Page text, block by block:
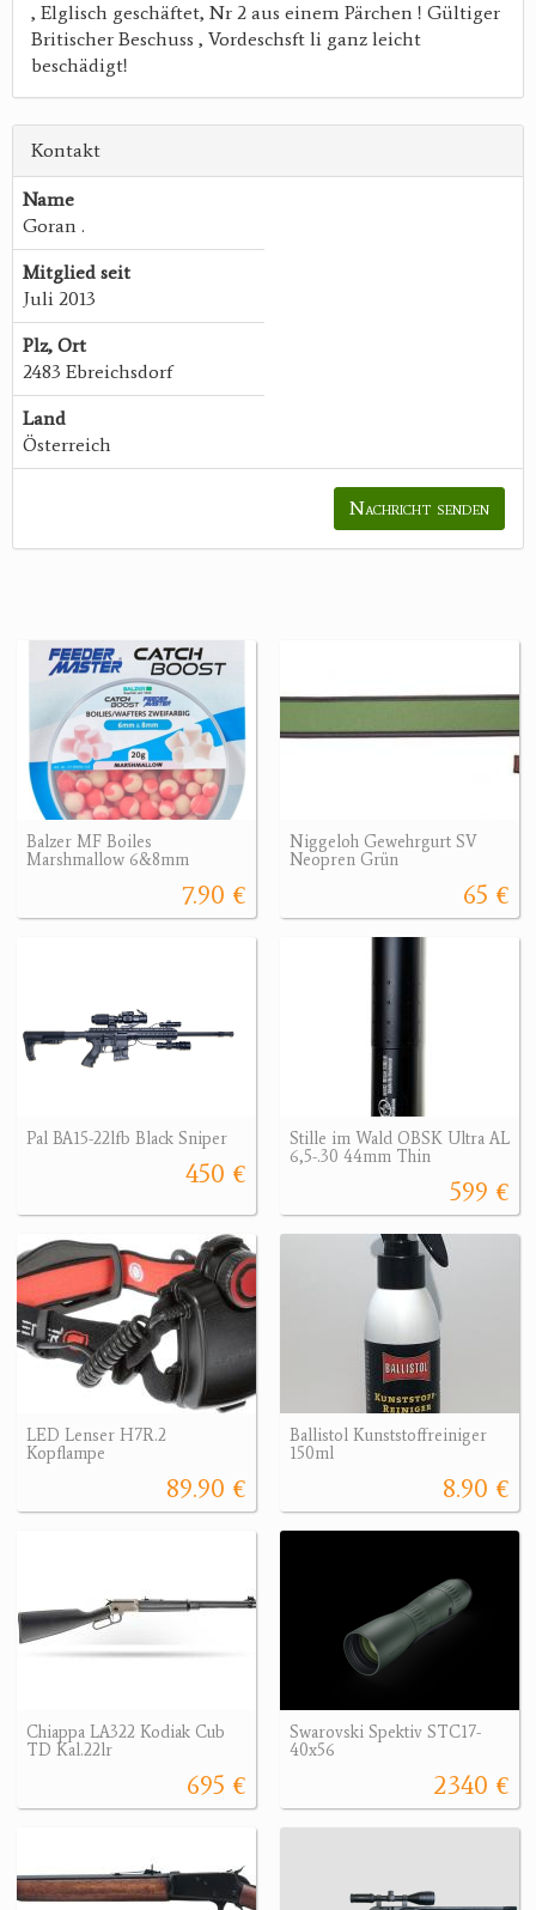
, Elglisch geschäftet, Nr 2 aus einem Pärchen ! Gültiger
Britischer Beschuss , Vordeschsft li ganz leicht
beschädigt!
Kontakt
Name
Goran .
Mitglied seit
Juli 2013
Plz, Ort
2483 Ebreichsdorf
Land
Österreich
Nachricht senden
Balzer MF Boiles
Marshmallow 6&8mm
7.90 €
Niggeloh Gewehrgurt SV
Neopren Grün
65 €
Pal BA15-22lfb Black Sniper
450 €
Stille im Wald OBSK Ultra AL
6,5-.30 44mm Thin
599 €
LED Lenser H7R.2
Kopflampe
89.90 €
Ballistol Kunststoffreiniger
150ml
8.90 €
Chiappa LA322 Kodiak Cub
TD Kal.22lr
695 €
Swarovski Spektiv STC17-
40x56
2340 €